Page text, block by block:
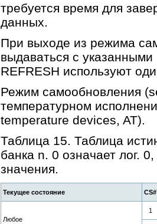
требуется время для
данных.
При выходе из режима
выдаваться с
REFRESH используют
Режим самообновления
температурном
temperature devices, AT).
Таблица 15. Таблица
банка n. 0 означает лог.
значения.
Текущее состояние CS#
Любое
1